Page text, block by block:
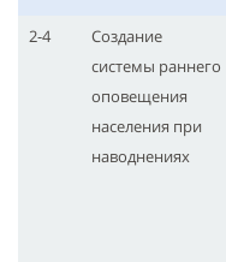
2-4
Создание
системы раннего
оповещения
населения при
наводнениях